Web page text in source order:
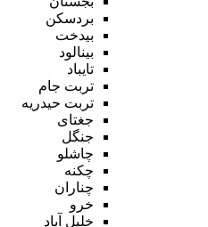
بردسکن
بیدخت
بینالود
تایباد
تربت جام
تربت حیدریه
جغتای
جنگل
چاشلو
چکنه
چناران
خرو
خلیل آباد